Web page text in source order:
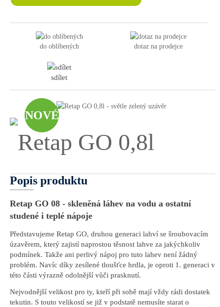
NOVÉ
do oblíbených dotaz na prodejce
sdílet
Popis produktu
Retap GO 08 - skleněná láhev na vodu a ostatní
studené i teplé nápoje
Představujeme Retap GO, druhou generaci lahví se šroubovacím
úzavěrem, který zajistí naprostou těsnost lahve za jakýchkoliv
podmínek. Takže ani perlivý nápoj pro tuto lahev není žádný
problém. Navíc díky zesílené tloušťce hrdla, je oproti 1. generaci v
této části výrazně odolnější vůči prasknutí.
Nejvodnější velikost pro ty, kteří při sobě mají vždy rádi dostatek
tekutin. S touto velikostí se již v podstatě nemusíte starat o